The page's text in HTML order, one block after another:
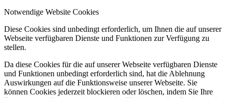
Notwendige Website Cookies
Diese Cookies sind unbedingt erforderlich, um Ihnen die auf unserer
Webseite verfügbaren Dienste und Funktionen zur Verfügung zu
stellen.
Da diese Cookies für die auf unserer Webseite verfügbaren Dienste
und Funktionen unbedingt erforderlich sind, hat die Ablehnung
Auswirkungen auf die Funktionsweise unserer Webseite. Sie
können Cookies jederzeit blockieren oder löschen, indem Sie Ihre